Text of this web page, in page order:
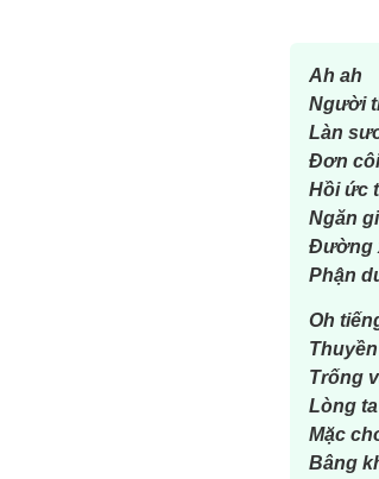
Ah ah
Người
Làn
Đơn
Hồi ức
Ngăn
Đường
Phận
Oh
Trống
Lòng
Mặc
Bâng